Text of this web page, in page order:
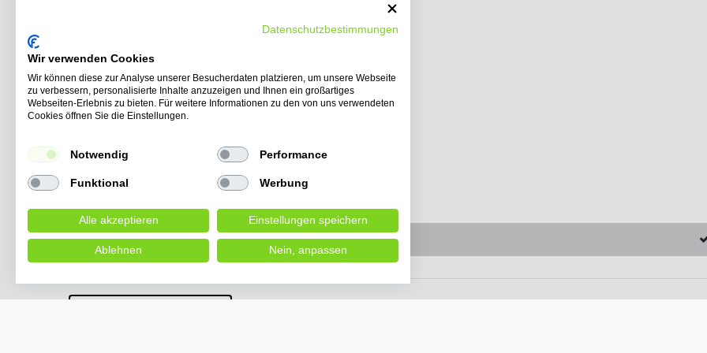
E-Kabinenroller Urban Hopper Twin Plus 4-Rad
Mini für 2 Personen, 45 km/h, 4KW, Reichweite
85 km, Heckklappe
*inkl. ges. MwSt. Versandkosten
Lieferzeit etwa 10 bis 14 Werktage
Datenschutzbestimmungen
Wir verwenden Cookies
Wir können diese zur Analyse unserer Besucherdaten platzieren, um unsere Webseite
zu verbessern, personalisierte Inhalte anzuzeigen und Ihnen ein großartiges
Webseiten-Erlebnis zu bieten. Für weitere Informationen zu den von uns verwendeten
Cookies öffnen Sie die Einstellungen.
Notwendig Performance
Funktional Werbung
Alle akzeptieren Einstellungen speichern
Ablehnen Nein, anpassen